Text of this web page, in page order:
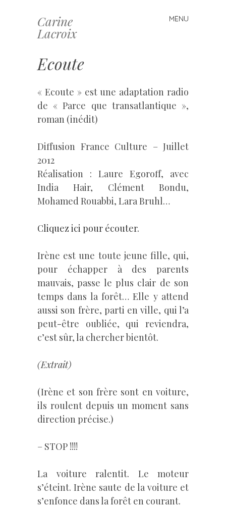
Carine
Lacroix
MENU
Skip
to
Ecoute
« Ecoute » est une adaptation radio
de « Parce que transatlantique »,
roman (inédit)
Diffusion France Culture – Juillet
2012
Réalisation : Laure Egoroff, avec
India Hair, Clément Bondu,
Mohamed Rouabbi, Lara Bruhl…
Cliquez ici pour écouter.
Irène est une toute jeune fille, qui,
pour échapper à des parents
mauvais, passe le plus clair de son
temps dans la forêt… Elle y attend
aussi son frère, parti en ville, qui l’a
peut-être oubliée, qui reviendra,
c’est sûr, la chercher bientôt.
(Extrait)
(Irène et son frère sont en voiture,
ils roulent depuis un moment sans
direction précise.)
– STOP !!!!
La voiture ralentit. Le moteur
s’éteint. Irène saute de la voiture et
s’enfonce dans la forêt en courant.